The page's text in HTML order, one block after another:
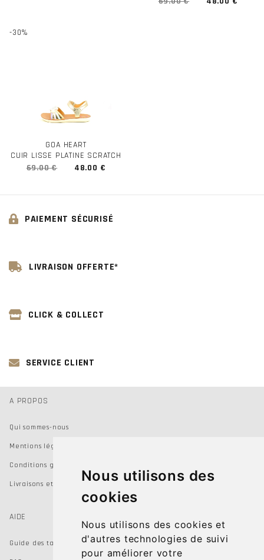
Nous utilisons des
cookies
Nous utilisons des cookies et
d'autres technologies de suivi
pour améliorer votre
-30%
GOA HEART
CUIR LISSE PLATINE SCRATCH
69.00 €
48.00 €
PAIEMENT SÉCURISÉ
LIVRAISON OFFERTE*
CLICK & COLLECT
SERVICE CLIENT
A PROPOS
Qui sommes-nous
Mentions légales
Conditions générales de vente
Livraisons et Retours
AIDE
Guide des tailles